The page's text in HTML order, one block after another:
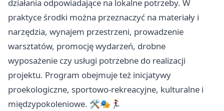
działania odpowiadające na lokalne potrzeby. W
praktyce środki można przeznaczyć na materiały i
narzędzia, wynajem przestrzeni, prowadzenie
warsztatów, promocję wydarzeń, drobne
wyposażenie czy usługi potrzebne do realizacji
projektu. Program obejmuje też inicjatywy
proekologiczne, sportowo-rekreacyjne, kulturalne i
międzypokoleniowe. 🛠️🎭🏃‍♀️